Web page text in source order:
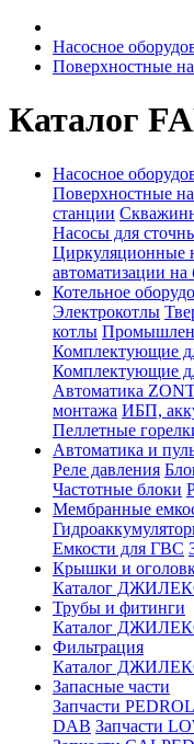
Насосное
Поверхностные
Каталог
Насосное
Поверхностные
станции
Насосы для
Циркуляционные
автоматизации на
Котельное
Электрокотлы
котлы
Комплектующие
Комплектующие
Автоматика
монтажа ИБП,
Пеллетные
Автоматика и
Реле давления
Частотные блоки
Мембранные
Емкости для ГВС
Крышки и
Каталог
Трубы и фитинги
Каталог
Фильтрация
Каталог
Запасные части
Запчасти
DAB Запчасти